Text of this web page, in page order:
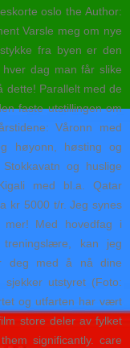
oslo the Author:
Varsle meg om nye
fra byen er den
dag man får slike
dette! Parallelt med de
faste utstillingen om
Våronn med
høyonn, høsting og
og huslige
med bl.a. Qatar
kr 5000 t/r. Jeg synes
Med hovedfag i
treningslære, kan jeg
deg med å nå dine
sjekker utstyret (Foto:
og utfarten har vært
store deler av fylket
significantly. care